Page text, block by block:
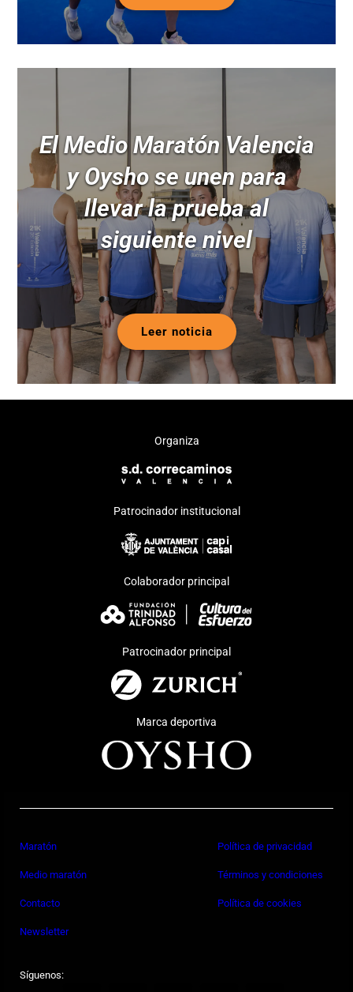
El Medio Maratón Valencia
y Oysho se unen para
llevar la prueba al
siguiente nivel
Leer noticia
Organiza
Patrocinador institucional
Colaborador principal
Patrocinador principal
Marca deportiva
Maratón
Medio maratón
Contacto
Newsletter
Política de privacidad
Términos y condiciones
Política de cookies
Síguenos: